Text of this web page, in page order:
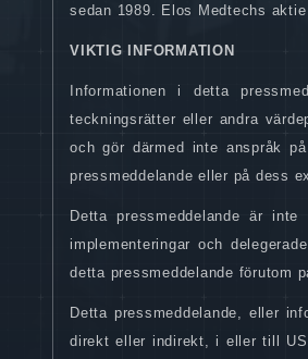
sedan 1989. Elos Medtechs
VIKTIG INFORMATION
Informationen i detta
teckningsrätter eller andra
och gör därmed inte anspråk
pressmeddelande eller på dess
Detta pressmeddelande är
implementeringar och
detta pressmeddelande förutom
Detta pressmeddelande, eller
direkt eller indirekt, i eller till